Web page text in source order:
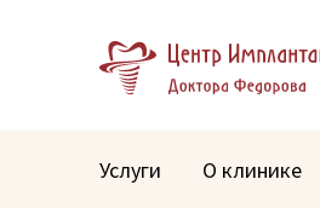
Услуги О клинике